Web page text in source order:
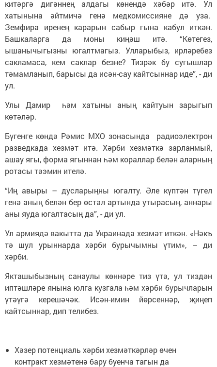
китәргә дигәннең алдагы көнендә хәбәр итә. Ул
хатынына әйтмичә генә медкомиссияне дә уза.
Земфира иренең карарын сабыр гына кабул иткән.
Башкаларга да моны киңәш итә. “Көтегез,
ышанычыгызны югалтмагыз. Улларыбыз, ирләребез
сакламаса, кем саклар безне? Тизрәк бу сугышлар
тәмамланып, барысы да исән-сау кайтсыннар иде”, - ди
ул.
Улы Дамир һәм хатыны аның кайтуын зарыгып
көтәләр.
Бүгенге көндә Рәмис МХО зонасында радиоэлектрон
разведкада хезмәт итә. Хәрби хезмәткә зарланмый,
ашау ягы, форма ягыннан һәм кораллар белән аларның
ротасы тәэмин ителә.
“Иң авыры – дусларыңны югалту. Әле күптән түгел
генә аның белән бер өстәл артында утырасың, аннары
аны яуда югалтасың да”, - ди ул.
Ул армиядә вакытта да Украинада хезмәт иткән. «Нәкъ
тә шул урыннарда хәрби бурычымны үтим», – ди
хәрби.
Якташыбызның санаулы көннәре тиз үтә, ул тиздән
иптәшләре янына юлга кузгала һәм хәрби бурычларын
үтәүгә керешәчәк. Исән-имин йөрсеннәр, җиңеп
кайтсыннар, дип телибез.
Хәзер потенциаль хәрби хезмәткәрләр өчен
контракт хезмәтенә бару буенча тагын да